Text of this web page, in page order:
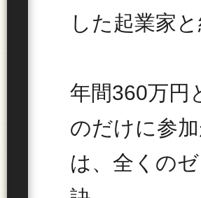
した起業家
年間360万円
のだけに参
は、全くの